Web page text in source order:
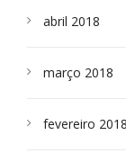
abril 2018
março 2018
fevereiro 2018